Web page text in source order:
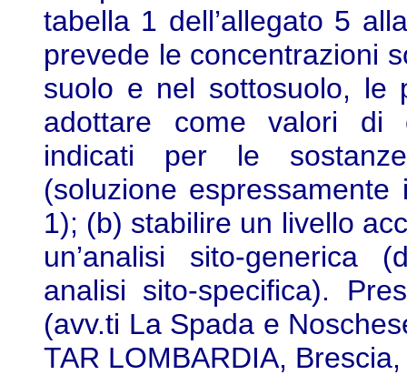
tabella 1 dell’allegato 5
prevede le concentrazioni
suolo e nel sottosuolo, le
adottare come valori di
indicati per le
(soluzione
1); (b) stabilire un livello
un’analisi sito-generica
analisi sito-specifica).
(avv.ti La Spada e
TAR LOMBARDIA,